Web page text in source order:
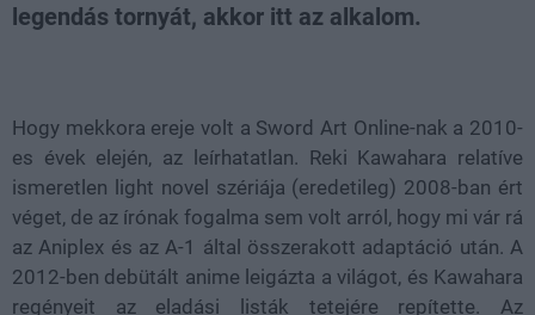
legendás tornyát, akkor itt az alkalom.
Hogy mekkora ereje volt a Sword Art Online-nak a 2010-
es évek elején, az leírhatatlan. Reki Kawahara relatíve
ismeretlen light novel szériája (eredetileg) 2008-ban ért
véget, de az írónak fogalma sem volt arról, hogy mi vár rá
az Aniplex és az A-1 által összerakott adaptáció után. A
2012-ben debütált anime leigázta a világot, és Kawahara
regényeit az eladási listák tetejére repítette. Az